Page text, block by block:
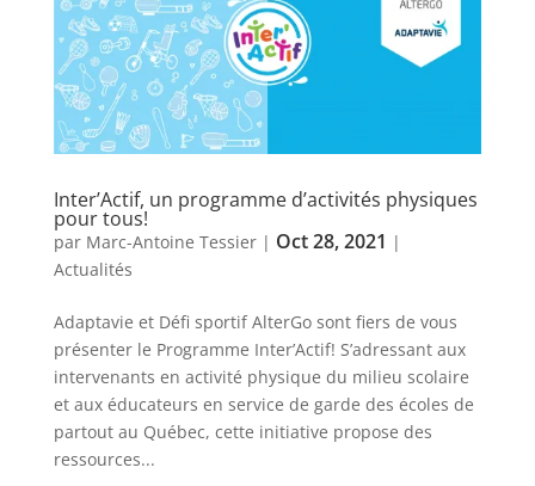
Inter’Actif, un programme d’activités physiques
pour tous!
par Marc-Antoine Tessier| Oct 28, 2021 |
Actualités
Adaptavie et Défi sportif AlterGo sont fiers de vous
présenter le Programme Inter’Actif! S’adressant aux
intervenants en activité physique du milieu scolaire
et aux éducateurs en service de garde des écoles de
partout au Québec, cette initiative propose des
ressources...